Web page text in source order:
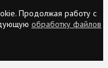
Продолжая работу с
обработку файлов